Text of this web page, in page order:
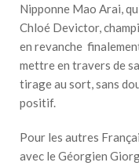
Nipponne Mao Arai,
Chloé Devictor,
en revanche
mettre en travers de
tirage au sort, sans
positif.
Pour les autres
avec le Géorgien